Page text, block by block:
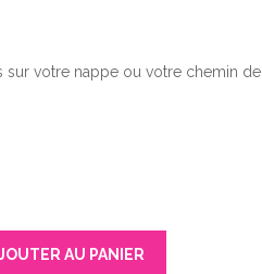
sur votre nappe ou votre chemin de
AU PANIER